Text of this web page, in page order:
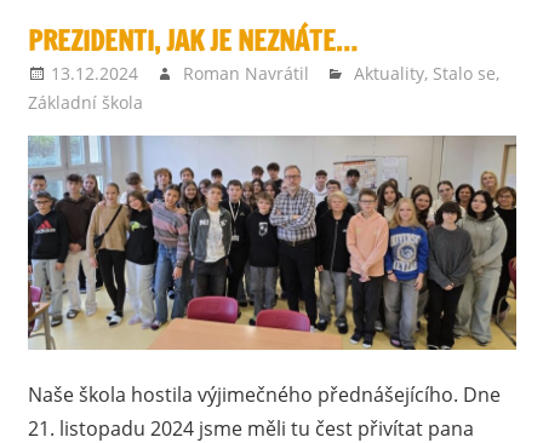
PREZIDENTI, JAK JE NEZNÁTE…
13.12.2024 Roman Navrátil Aktuality, Stalo se,
Základní škola
Naše škola hostila výjimečného přednášejícího. Dne
21. listopadu 2024 jsme měli tu čest přivítat pana